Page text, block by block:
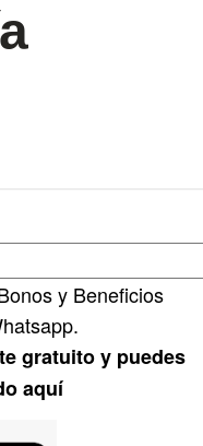
y Beneficios
gratuito y puedes
aquí